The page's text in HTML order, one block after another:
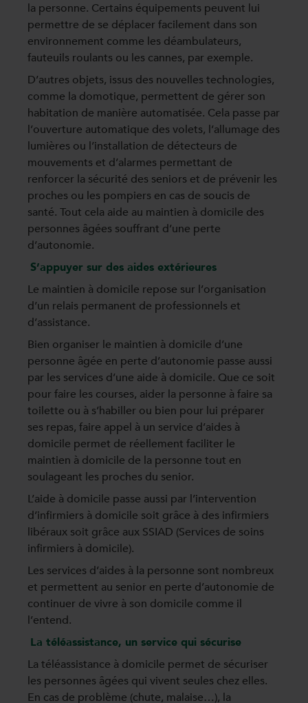
la personne. Certains équipements peuvent lui
permettre de se déplacer facilement dans son
environnement comme les déambulateurs,
fauteuils roulants ou les cannes, par exemple.
D’autres objets, issus des nouvelles technologies,
comme la domotique, permettent de gérer son
habitation de manière automatisée. Cela passe par
l’ouverture automatique des volets, l’allumage des
lumières ou l’installation de détecteurs de
mouvements et d’alarmes permettant de
renforcer la sécurité des seniors et de prévenir les
proches ou les pompiers en cas de soucis de
santé. Tout cela aide au maintien à domicile des
personnes âgées souffrant d’une perte
d’autonomie.
S’appuyer sur des aides extérieures
Le maintien à domicile repose sur l’organisation
d’un relais permanent de professionnels et
d’assistance.
Bien organiser le maintien à domicile d’une
personne âgée en perte d’autonomie passe aussi
par les services d’une aide à domicile. Que ce soit
pour faire les courses, aider la personne à faire sa
toilette ou à s’habiller ou bien pour lui préparer
ses repas, faire appel à un service d’aides à
domicile permet de réellement faciliter le
maintien à domicile de la personne tout en
soulageant les proches du senior.
L’aide à domicile passe aussi par l’intervention
d’infirmiers à domicile soit grâce à des infirmiers
libéraux soit grâce aux SSIAD (Services de soins
infirmiers à domicile).
Les services d’aides à la personne sont nombreux
et permettent au senior en perte d’autonomie de
continuer de vivre à son domicile comme il
l’entend.
La téléassistance, un service qui sécurise
La téléassistance à domicile permet de sécuriser
les personnes âgées qui vivent seules chez elles.
En cas de problème (chute, malaise…), la